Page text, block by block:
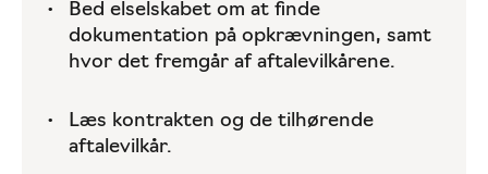
Bed elselskabet om at finde
dokumentation på opkrævningen, samt
hvor det fremgår af aftalevilkårene.
Læs kontrakten og de tilhørende
aftalevilkår.